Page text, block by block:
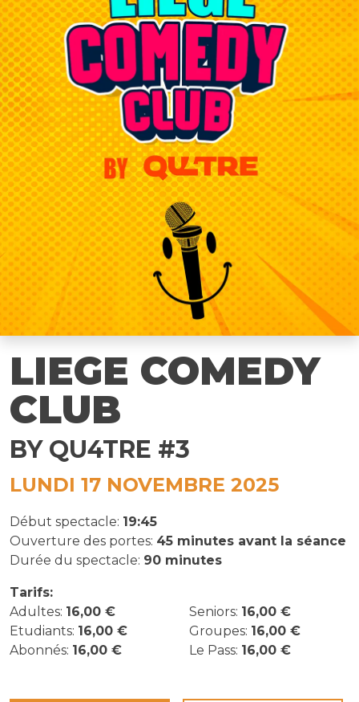
LIEGE COMEDY
CLUB
BY QU4TRE #3
LUNDI 17 NOVEMBRE 2025
Début spectacle: 19:45
Ouverture des portes: 45 minutes avant la séance
Durée du spectacle: 90 minutes
Tarifs:
Adultes: 16,00 € Seniors: 16,00 €
Etudiants: 16,00 € Groupes: 16,00 €
Abonnés: 16,00 € Le Pass: 16,00 €